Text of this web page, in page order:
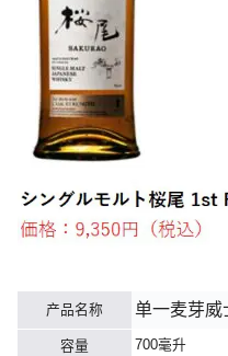
产品名称 单一麦芽威
容量 700毫升